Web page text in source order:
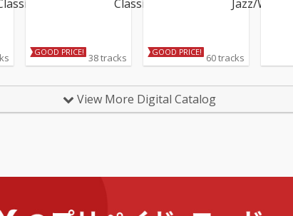
GOOD PRICE! 38 tracks GOOD PRICE! 60 tracks
View More Digital Catalog